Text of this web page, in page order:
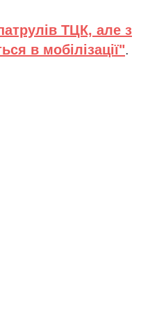
ТЦК, але з
в мобілізації".